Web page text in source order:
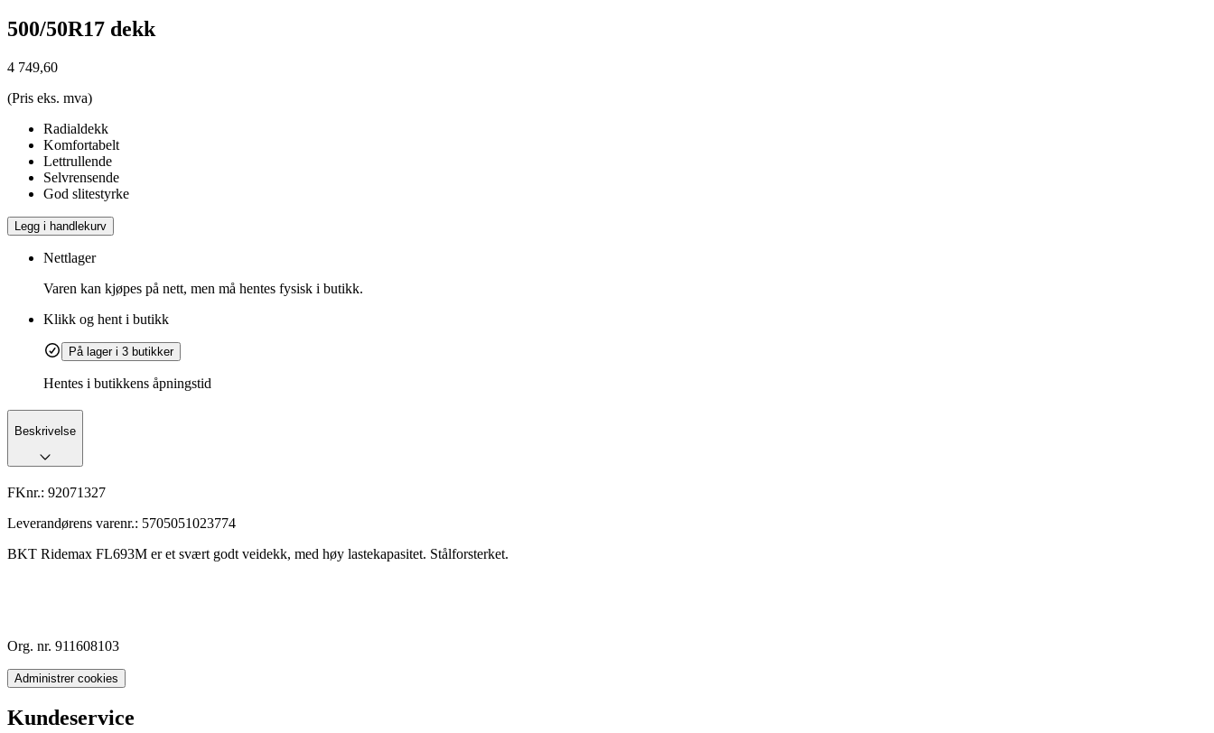
500/50R17 dekk
4 749,60
(Pris eks. mva)
Radialdekk
Komfortabelt
Lettrullende
Selvrensende
God slitestyrke
Legg i handlekurv
Nettlager
Varen kan kjøpes på nett, men må hentes fysisk i butikk.
Klikk og hent i butikk
På lager i 3 butikker
Hentes i butikkens åpningstid
Beskrivelse
FKnr.: 92071327
Leverandørens varenr.: 5705051023774
BKT Ridemax FL693M er et svært godt veidekk, med høy lastekapasitet. Stålforsterket.
Org. nr. 911608103
Administrer cookies
Kundeservice